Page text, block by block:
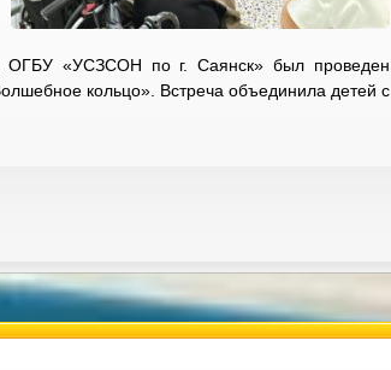
ОГБУ «УСЗСОН по г. Саянск» был проведен
кольцо». Встреча объединила детей с